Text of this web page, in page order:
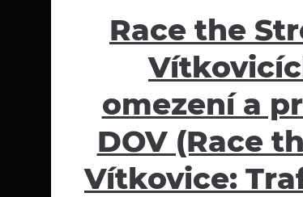
Ke stažení
Oficiální soubory
Race the
omezení a
DOV (Race
Vítkovice: